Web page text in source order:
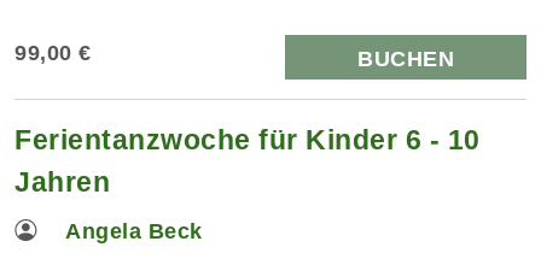
99,00 € BUCHEN
Ferientanzwoche für Kinder 6 - 10
Jahren
Angela Beck